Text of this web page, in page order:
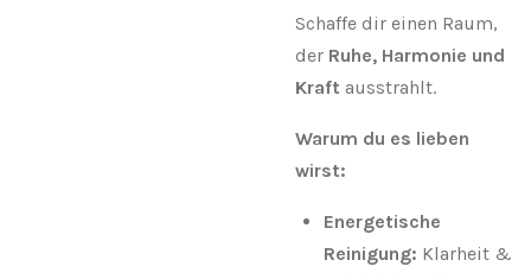
Schaffe dir einen Raum,
der Ruhe, Harmonie und
Kraft ausstrahlt.
Warum du es lieben
wirst:
Energetische
Reinigung: Klarheit &